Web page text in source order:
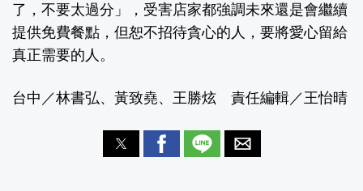
了，不要太過分」，受害店家都強調未來還是會繼續
提供免費餐點，但恕不招待貪心的人，要將愛心留給
真正需要的人。
台中／林書弘、黃致堯、王勝炫 責任編輯／王怡晴